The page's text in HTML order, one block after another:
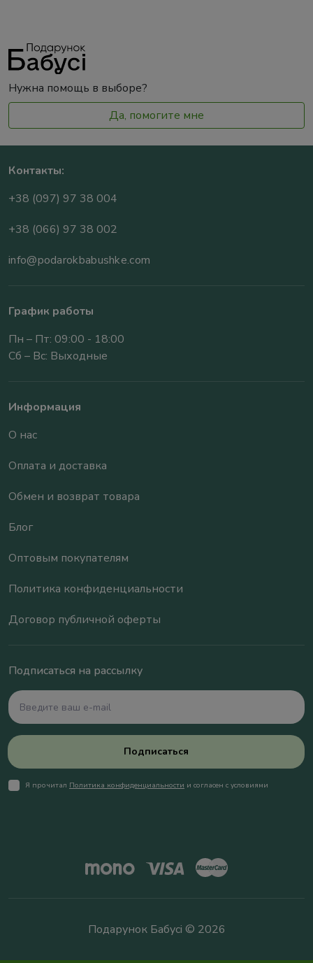
Нужна помощь в выборе?
Да, помогите мне
Контакты:
+38 (097) 97 38 004
+38 (066) 97 38 002
info@podarokbabushke.com
График работы
Пн – Пт: 09:00 - 18:00
Сб – Вс: Выходные
Информация
О нас
Оплата и доставка
Обмен и возврат товара
Блог
Оптовым покупателям
Политика конфиденциальности
Договор публичной оферты
Подписаться на рассылку
Подписаться
Я прочитал Политика конфиденциальности и согласен с условиями
Подарунок Бабусі © 2026